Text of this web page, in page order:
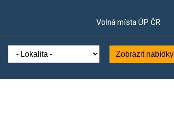
Volná místa ÚP ČR
Zobrazit nabídky